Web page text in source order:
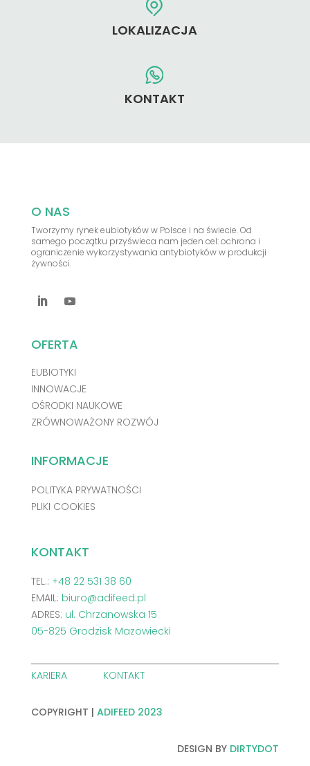
LOKALIZACJA
KONTAKT
O NAS
Tworzymy rynek eubiotyków w Polsce i na świecie. Od
samego początku przyświeca nam jeden cel: ochrona i
ograniczenie wykorzystywania antybiotyków w produkcji
żywności.
OFERTA
EUBIOTYKI
INNOWACJE
OŚRODKI NAUKOWE
ZRÓWNOWAŻONY ROZWÓJ
INFORMACJE
POLITYKA PRYWATNOŚCI
PLIKI COOKIES
KONTAKT
TEL.: +48 22 531 38 60
EMAIL: biuro@adifeed.pl
ADRES: ul. Chrzanowska 15
05-825 Grodzisk Mazowiecki
KARIERA KONTAKT
COPYRIGHT | ADIFEED 2023
DESIGN BY DIRTYDOT